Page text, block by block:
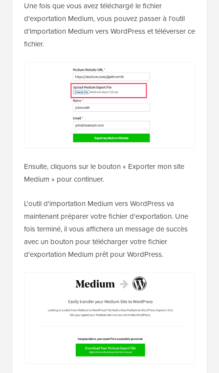
Une fois que vous avez téléchargé le fichier
d'exportation Medium, vous pouvez passer à l'outil
d'importation Medium vers WordPress et téléverser ce
fichier.
Ensuite, cliquons sur le bouton « Exporter mon site
Medium » pour continuer.
L'outil d'importation Medium vers WordPress va
maintenant préparer votre fichier d'exportation. Une
fois terminé, il vous affichera un message de succès
avec un bouton pour télécharger votre fichier
d'exportation Medium prêt pour WordPress.